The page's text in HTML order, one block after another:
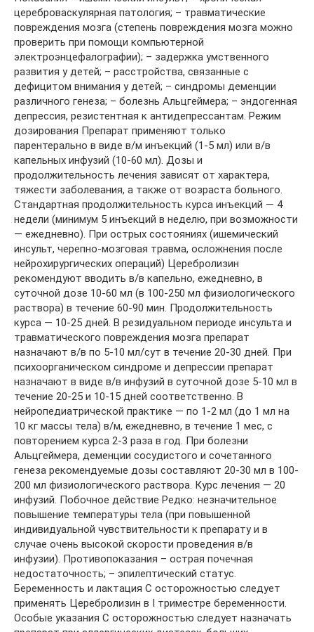
цереброваскулярная патология; – травматические
повреждения мозга (степень повреждения мозга можно
проверить при помощи компьютерной
электроэнцефалографии); – задержка умственного
развития у детей; – расстройства, связанные с
дефицитом внимания у детей; – синдромы деменции
различного генеза; – болезнь Альцгеймера; – эндогенная
депрессия, резистентная к антидепрессантам. Режим
дозирования Препарат применяют только
парентерально в виде в/м инъекций (1-5 мл) или в/в
капельных инфузий (10-60 мл). Дозы и
продолжительность лечения зависят от характера,
тяжести заболевания, а также от возраста больного.
Стандартная продолжительность курса инъекций — 4
недели (минимум 5 инъекций в неделю, при возможности
— ежедневно). При острых состояниях (ишемический
инсульт, черепно-мозговая травма, осложнения после
нейрохирургических операций) Церебролизин
рекомендуют вводить в/в капельно, ежедневно, в
суточной дозе 10-60 мл (в 100-250 мл физиологического
раствора) в течение 60-90 мин. Продолжительность
курса — 10-25 дней. В резидуальном периоде инсульта и
травматического повреждения мозга препарат
назначают в/в по 5-10 мл/сут в течение 20-30 дней. При
психоорганическом синдроме и депрессии препарат
назначают в виде в/в инфузий в суточной дозе 5-10 мл в
течение 20-25 и 10-15 дней соответственно. В
нейропедиатрической практике — по 1-2 мл (до 1 мл на
10 кг массы тела) в/м, ежедневно, в течение 1 мес, с
повторением курса 2-3 раза в год. При болезни
Альцгеймера, деменции сосудистого и сочетанного
генеза рекомендуемые дозы составляют 20-30 мл в 100-
200 мл физиологического раствора. Курс лечения — 20
инфузий. Побочное действие Редко: незначительное
повышение температуры тела (при повышенной
индивидуальной чувствительности к препарату и в
случае очень высокой скорости проведения в/в
инфузии). Противопоказания – острая почечная
недостаточность; – эпилептический статус.
Беременность и лактация С осторожностью следует
применять Церебролизин в I триместре беременности.
Особые указания С осторожностью следует назначать